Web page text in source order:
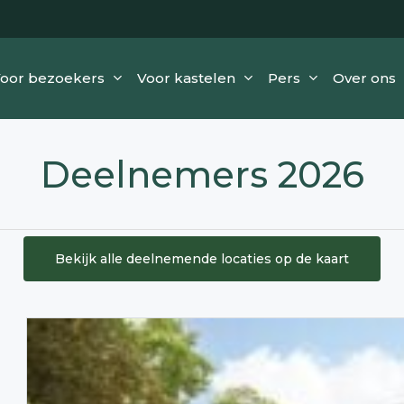
bezoekers Voor kastelen Pers Over ons
Deelnemers 2026
Bekijk alle deelnemende locaties op de kaart